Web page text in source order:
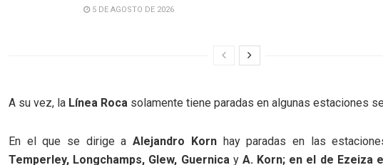
5 DE AGOSTO DE 2026
A su vez, la Línea Roca solamente tiene paradas en algunas estaciones
En el que se dirige a Alejandro Kornhay paradas en las
Temperley, Longchamps, Glew, Guernica y A. Korn; en el de Ezeiza